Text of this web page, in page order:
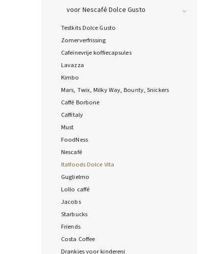
voor Nescafé Dolce Gusto
Testkits Dolce Gusto
Zomerverfrissing
Cafeïnevrije koffiecapsules
Lavazza
Kimbo
Mars, Twix, Milky Way, Bounty, Snickers
Caffé Borbone
Caffitaly
Must
FoodNess
Nescafé
Italfoods Dolce Vita
Guglielmo
Lollo caffé
Jacobs
Starbucks
Friends
Costa Coffee
Drankjes voor kindereni